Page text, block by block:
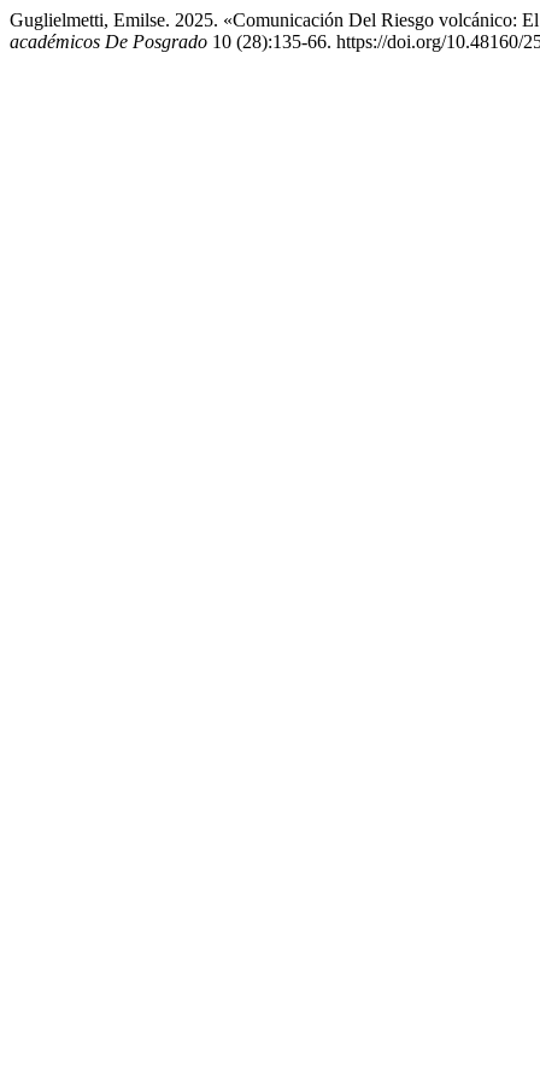
Guglielmetti, Emilse. 2025. «Comunicación Del Riesgo volcánico:
académicos De Posgrado 10 (28):135-66. https://doi.org/10.48160/